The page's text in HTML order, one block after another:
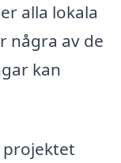
alla lokala
några av de
kan
projektet